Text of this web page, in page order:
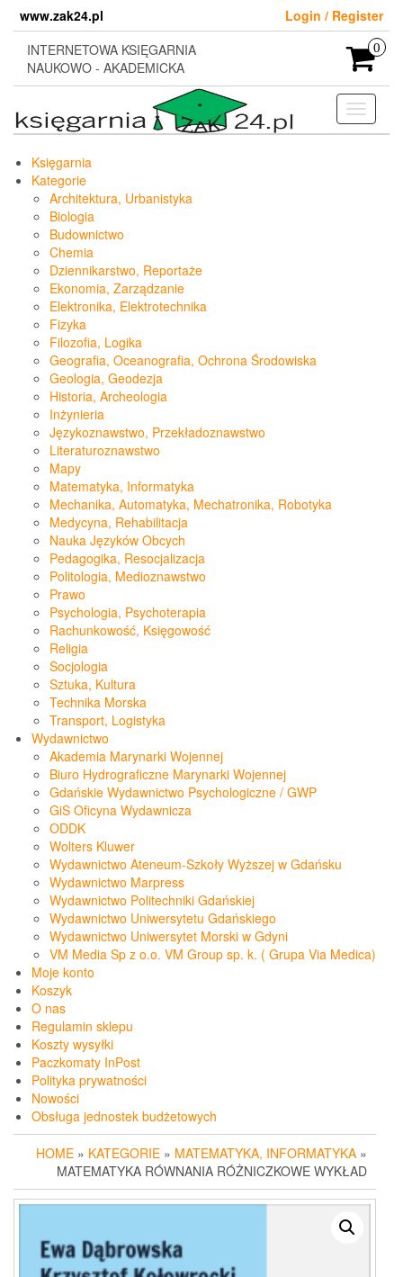
content
www.zak24.pl
Login / Register
INTERNETOWA KSIĘGARNIA
NAUKOWO - AKADEMICKA
0
Toggle
Księgarnia
Kategorie
Architektura, Urbanistyka
Biologia
Budownictwo
Chemia
Dziennikarstwo, Reportaże
Ekonomia, Zarządzanie
Elektronika, Elektrotechnika
Fizyka
Filozofia, Logika
Geografia, Oceanografia, Ochrona Środowiska
Geologia, Geodezja
Historia, Archeologia
Inżynieria
Językoznawstwo, Przekładoznawstwo
Literaturoznawstwo
Mapy
Matematyka, Informatyka
Mechanika, Automatyka, Mechatronika, Robotyka
Medycyna, Rehabilitacja
Nauka Języków Obcych
Pedagogika, Resocjalizacja
Politologia, Medioznawstwo
Prawo
Psychologia, Psychoterapia
Rachunkowość, Księgowość
Religia
Socjologia
Sztuka, Kultura
Technika Morska
Transport, Logistyka
Wydawnictwo
Akademia Marynarki Wojennej
Biuro Hydrograficzne Marynarki Wojennej
Gdańskie Wydawnictwo Psychologiczne / GWP
GiS Oficyna Wydawnicza
ODDK
Wolters Kluwer
Wydawnictwo Ateneum-Szkoły Wyższej w Gdańsku
Wydawnictwo Marpress
Wydawnictwo Politechniki Gdańskiej
Wydawnictwo Uniwersytetu Gdańskiego
Wydawnictwo Uniwersytet Morski w Gdyni
VM Media Sp z o.o. VM Group sp. k. ( Grupa Via Medica)
Moje konto
Koszyk
O nas
Regulamin sklepu
Koszty wysyłki
Paczkomaty InPost
Polityka prywatności
Nowości
Obsługa jednostek budżetowych
HOME » KATEGORIE » MATEMATYKA, INFORMATYKA »
MATEMATYKA RÓWNANIA RÓŻNICZKOWE WYKŁAD